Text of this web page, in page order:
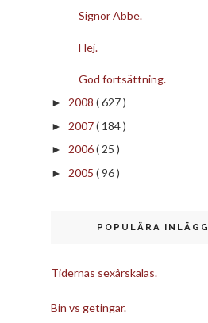
Signor Abbe.
Hej.
God fortsättning.
► 2008 ( 627 )
► 2007( 184 )
► 2006( 25 )
► 2005 ( 96 )
POPULÄRA INLÄGG
Tidernas sexårskalas.
Bin vs getingar.